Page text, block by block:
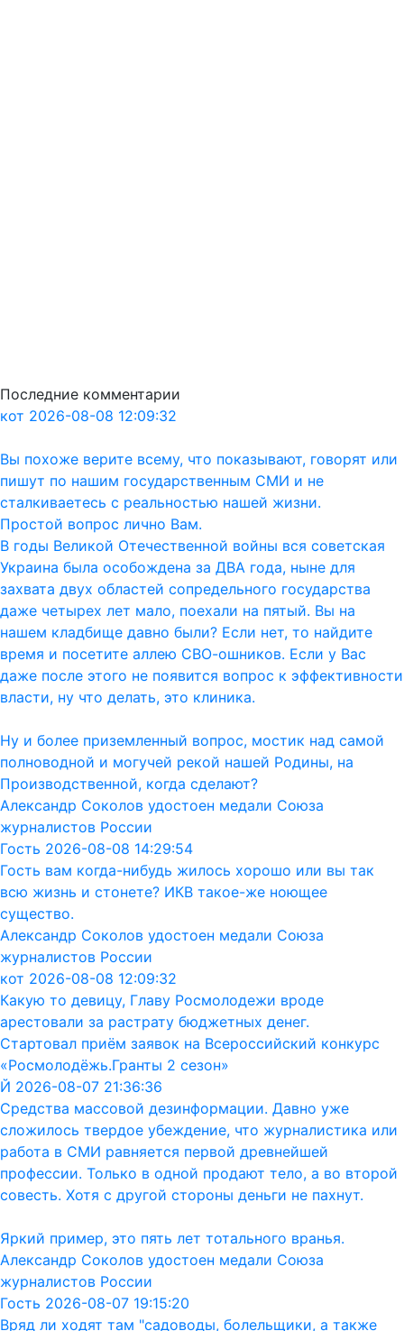
Последние комментарии
кот 2026-08-08 12:09:32
Вы похоже верите всему, что показывают, говорят или
пишут по нашим государственным СМИ и не
сталкиваетесь с реальностью нашей жизни.
Простой вопрос лично Вам.
В годы Великой Отечественной войны вся советская
Украина была особождена за ДВА года, ныне для
захвата двух областей сопредельного государства
даже четырех лет мало, поехали на пятый. Вы на
нашем кладбище давно были? Если нет, то найдите
время и посетите аллею СВО-ошников. Если у Вас
даже после этого не появится вопрос к эффективности
власти, ну что делать, это клиника.
Ну и более приземленный вопрос, мостик над самой
полноводной и могучей рекой нашей Родины, на
Производственной, когда сделают?
Александр Соколов удостоен медали Союза
журналистов России
Гость 2026-08-08 14:29:54
Гость вам когда-нибудь жилось хорошо или вы так
всю жизнь и стонете? ИКВ такое-же ноющее
существо.
Александр Соколов удостоен медали Союза
журналистов России
кот 2026-08-08 12:09:32
Какую то девицу, Главу Росмолодежи вроде
арестовали за растрату бюджетных денег.
Стартовал приём заявок на Всероссийский конкурс
«Росмолодёжь.Гранты 2 сезон»
Й 2026-08-07 21:36:36
Средства массовой дезинформации. Давно уже
сложилось твердое убеждение, что журналистика или
работа в СМИ равняется первой древнейшей
профессии. Только в одной продают тело, а во второй
совесть. Хотя с другой стороны деньги не пахнут.
Яркий пример, это пять лет тотального вранья.
Александр Соколов удостоен медали Союза
журналистов России
Гость 2026-08-07 19:15:20
Вряд ли ходят там "садоводы, болельщики, а также